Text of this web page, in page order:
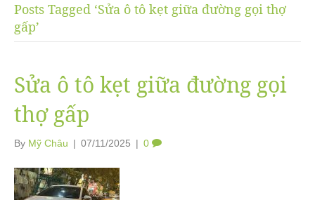
Posts Tagged ‘Sửa ô tô kẹt giữa đường gọi thợ
gấp’
Sửa ô tô kẹt giữa đường gọi
thợ gấp
By Mỹ Châu | 07/11/2025 | 0